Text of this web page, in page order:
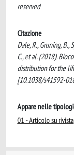
reserved
Citazione
Dale, R., Gruning, B.,
C., et al. (2018).
distribution for the
[10.1038/s41592-
Appare nelle
01 - Articolo su rivista